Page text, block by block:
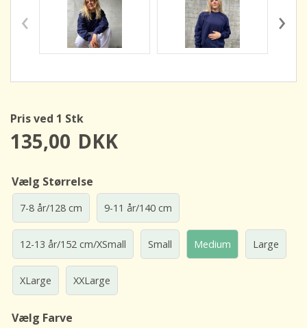
‹ ›
Pris ved 1 Stk
135,00 DKK
Vælg Størrelse
7-8 år/128 cm 9-11 år/140 cm
12-13 år/152 cm/XSmall Small Medium Large
XLarge XXLarge
Vælg Farve